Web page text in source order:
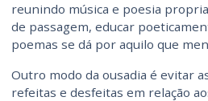
reunindo música e poesia
de passagem, educar
poemas se dá por aquilo que
Outro modo da ousadia é evitar
refeitas e desfeitas em relação